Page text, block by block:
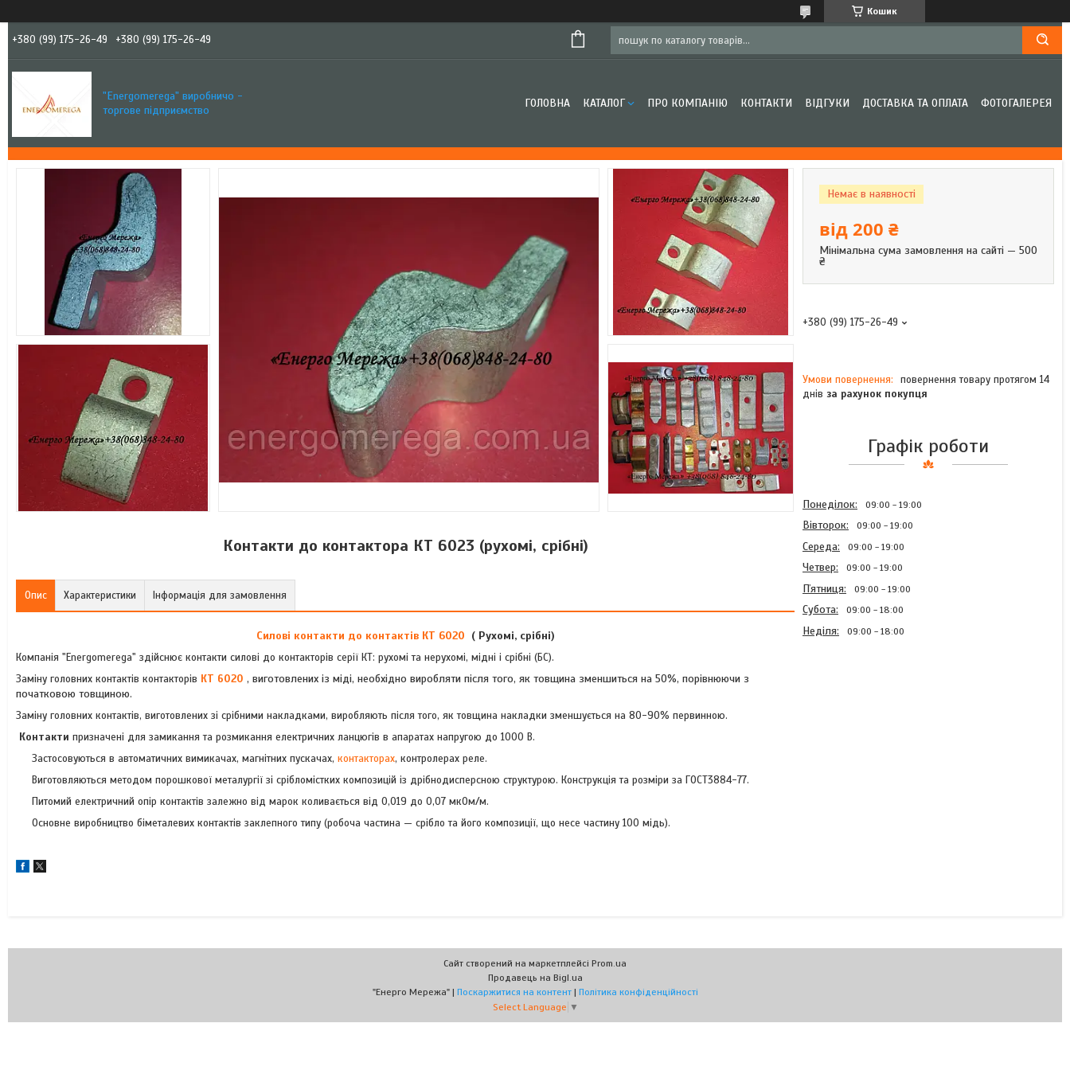
Кошик
+380 (99) 175-26-49 +380 (99) 175-26-49
"Еnergomerega" виробничо -
торгове підприємство
ГОЛОВНА КАТАЛОГ ПРО КОМПАНІЮ КОНТАКТИ ВІДГУКИ ДОСТАВКА ТА ОПЛАТА ФОТОГАЛЕРЕЯ
Контакти до контактора КТ 6023 (рухомі, срібні)
Опис Характеристики Інформація для замовлення
Силові контакти до контактів КТ 6020 ( Рухомі, срібні)
Компанія "Energomerega" здійснює контакти силові до контакторів серії КТ: рухомі та нерухомі, мідні і срібні (БС).
Заміну головних контактів контакторів КТ 6020 , виготовлених із міді, необхідно виробляти після того, як товщина зменшиться на 50%, порівнюючи з
початковою товщиною.
Заміну головних контактів, виготовлених зі срібними накладками, виробляють після того, як товщина накладки зменшується на 80-90% первинною.
Контакти призначені для замикання та розмикання електричних ланцюгів в апаратах напругою до 1000 В.
Застосовуються в автоматичних вимикачах, магнітних пускачах, контакторах, контролерах реле.
Виготовляються методом порошкової металургії зі срібломістких композицій із дрібнодисперсною структурою. Конструкція та розміри за ГОСТ3884-77.
Питомий електричний опір контактів залежно від марок коливається від 0,019 до 0,07 мкОм/м.
Основне виробництво біметалевих контактів заклепного типу (робоча частина — срібло та його композиції, що несе частину 100 мідь).
Немає в наявності
від 200 ₴
Мінімальна сума замовлення на сайті — 500
₴
+380 (99) 175-26-49
повернення товару протягом 14
днів за рахунок покупця
Графік роботи
Понеділок 09:00 19:00
Вівторок 09:00 19:00
Середа 09:00 19:00
Четвер 09:00 19:00
Пʼятниця 09:00 19:00
Субота 09:00 18:00
Неділя 09:00 18:00
Сайт створений на маркетплейсі Prom.ua
Продавець на Bigl.ua
"Енерго Мережа" | Поскаржитися на контент | Політика конфіденційності
Select Language ▼